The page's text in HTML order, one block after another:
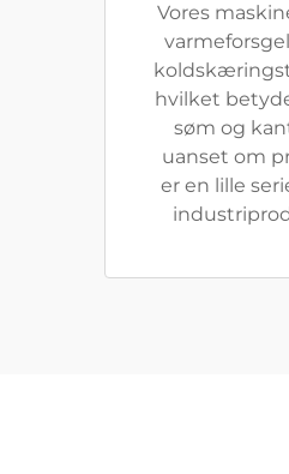
Vores
hvilket
søm og
uanset om
er en lille